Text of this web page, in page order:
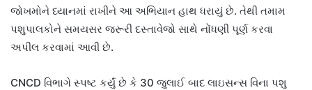
જોખમોને ધ્યાનમાં રાખીને આ અભિયાન હાથ ધરાયું છે. તેથી તમામ
પશુપાલકોને સમયસર જરૂરી દસ્તાવેજો સાથે નોંધણી પૂર્ણ કરવા
અપીલ કરવામાં આવી છે.
CNCD વિભાગે સ્પષ્ટ કર્યું છે કે 30 જુલાઈ બાદ લાઇસન્સ વિના પશુ